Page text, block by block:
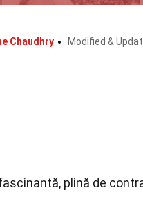
Chaudhry Modified &
plină de